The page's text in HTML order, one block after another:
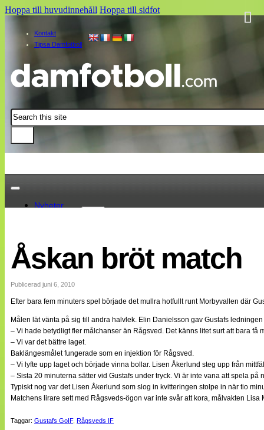
Hoppa till huvudinnehåll Hoppa till sidfot
Kontakt
Tipsa Damfotboll
Sök
Nyheter
EM 2013
Internationellt
Bildreportage
Bloggar
Lagen
Webb-TV
Cuper
Medlemsbilder
Till klubbkassan
NÄTverket
Split vision
Om oss
Statistik
Åskan bröt match
Publicerad juni 6, 2010
Efter bara fem minuters spel började det mullra hotfullt runt Morbyvallen där
Målen lät vänta på sig till andra halvlek. Elin Danielsson gav Gustafs
– Vi hade betydligt fler målchanser än Rågsved. Det känns litet surt att bara
– Vi var det bättre laget.
Baklängesmålet fungerade som en injektion för Rågsved.
– Vi lyfte upp laget och började vinna bollar. Lisen Åkerlund steg upp från
– Sista 20 minuterna sätter vid Gustafs under tryck. Vi är inte vana att spela på
Typiskt nog var det Lisen Åkerlund som slog in kvitteringen stolpe in när tio
Matchens lirare sett med Rågsveds-ögon var inte svår att kora, målvakten
Taggar: Gustafs GoIF, Rågsveds IF